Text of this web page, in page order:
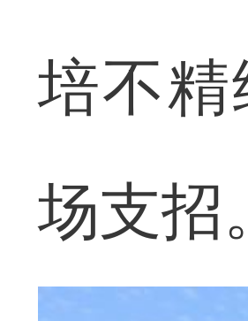
培不
场支招